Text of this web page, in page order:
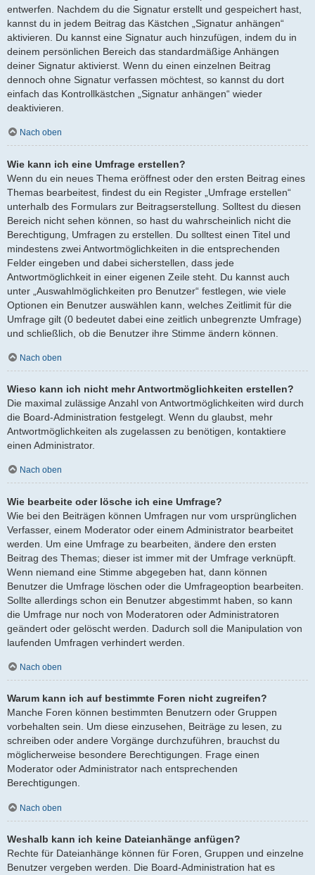
entwerfen. Nachdem du die Signatur erstellt und gespeichert hast,
kannst du in jedem Beitrag das Kästchen „Signatur anhängen“
aktivieren. Du kannst eine Signatur auch hinzufügen, indem du in
deinem persönlichen Bereich das standardmäßige Anhängen
deiner Signatur aktivierst. Wenn du einen einzelnen Beitrag
dennoch ohne Signatur verfassen möchtest, so kannst du dort
einfach das Kontrollkästchen „Signatur anhängen“ wieder
deaktivieren.
Nach oben
Wie kann ich eine Umfrage erstellen?
Wenn du ein neues Thema eröffnest oder den ersten Beitrag eines
Themas bearbeitest, findest du ein Register „Umfrage erstellen“
unterhalb des Formulars zur Beitragserstellung. Solltest du diesen
Bereich nicht sehen können, so hast du wahrscheinlich nicht die
Berechtigung, Umfragen zu erstellen. Du solltest einen Titel und
mindestens zwei Antwortmöglichkeiten in die entsprechenden
Felder eingeben und dabei sicherstellen, dass jede
Antwortmöglichkeit in einer eigenen Zeile steht. Du kannst auch
unter „Auswahlmöglichkeiten pro Benutzer“ festlegen, wie viele
Optionen ein Benutzer auswählen kann, welches Zeitlimit für die
Umfrage gilt (0 bedeutet dabei eine zeitlich unbegrenzte Umfrage)
und schließlich, ob die Benutzer ihre Stimme ändern können.
Nach oben
Wieso kann ich nicht mehr Antwortmöglichkeiten erstellen?
Die maximal zulässige Anzahl von Antwortmöglichkeiten wird durch
die Board-Administration festgelegt. Wenn du glaubst, mehr
Antwortmöglichkeiten als zugelassen zu benötigen, kontaktiere
einen Administrator.
Nach oben
Wie bearbeite oder lösche ich eine Umfrage?
Wie bei den Beiträgen können Umfragen nur vom ursprünglichen
Verfasser, einem Moderator oder einem Administrator bearbeitet
werden. Um eine Umfrage zu bearbeiten, ändere den ersten
Beitrag des Themas; dieser ist immer mit der Umfrage verknüpft.
Wenn niemand eine Stimme abgegeben hat, dann können
Benutzer die Umfrage löschen oder die Umfrageoption bearbeiten.
Sollte allerdings schon ein Benutzer abgestimmt haben, so kann
die Umfrage nur noch von Moderatoren oder Administratoren
geändert oder gelöscht werden. Dadurch soll die Manipulation von
laufenden Umfragen verhindert werden.
Nach oben
Warum kann ich auf bestimmte Foren nicht zugreifen?
Manche Foren können bestimmten Benutzern oder Gruppen
vorbehalten sein. Um diese einzusehen, Beiträge zu lesen, zu
schreiben oder andere Vorgänge durchzuführen, brauchst du
möglicherweise besondere Berechtigungen. Frage einen
Moderator oder Administrator nach entsprechenden
Berechtigungen.
Nach oben
Weshalb kann ich keine Dateianhänge anfügen?
Rechte für Dateianhänge können für Foren, Gruppen und einzelne
Benutzer vergeben werden. Die Board-Administration hat es